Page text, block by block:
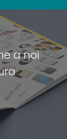
a noi